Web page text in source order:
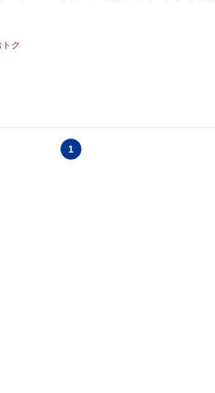
ク
1